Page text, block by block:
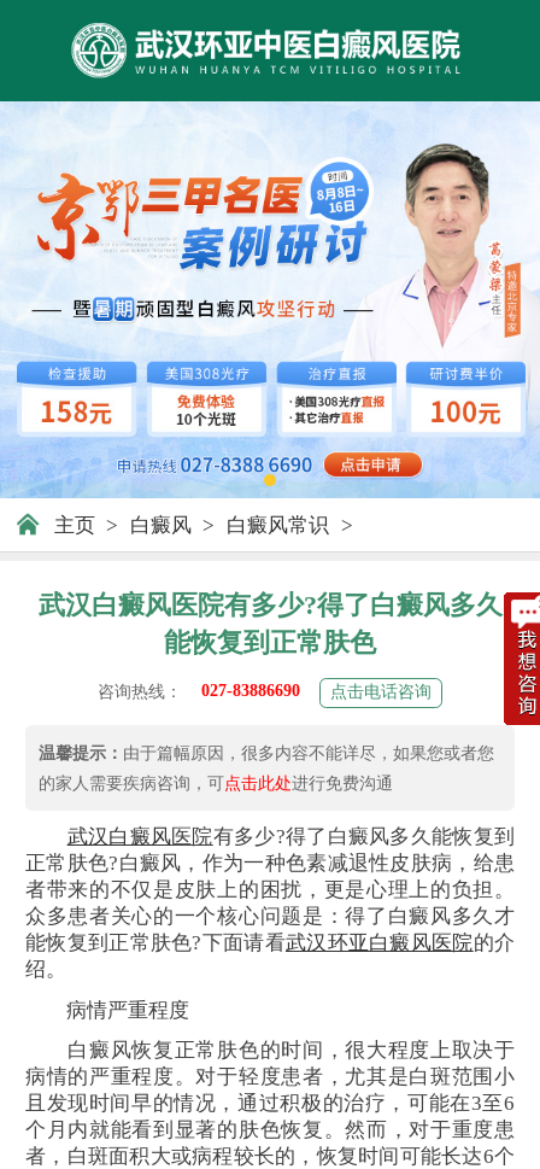
主页 > 白癜风 > 白癜风常识 >
武汉白癜风医院有多少?得了白癜风多久
能恢复到正常肤色
咨询热线： 027-83886690 点击电话咨询
温馨提示： 由于篇幅原因，很多内容不能详尽，如果您或者您
的家人需要疾病咨询，可点击此处进行免费沟通
武汉白癜风医院有多少?得了白癜风多久能恢复到
正常肤色?白癜风，作为一种色素减退性皮肤病，给患
者带来的不仅是皮肤上的困扰，更是心理上的负担。
众多患者关心的一个核心问题是：得了白癜风多久才
能恢复到正常肤色?下面请看武汉环亚白癜风医院的介
绍。
病情严重程度
白癜风恢复正常肤色的时间，很大程度上取决于
病情的严重程度。对于轻度患者，尤其是白斑范围小
且发现时间早的情况，通过积极的治疗，可能在3至6
个月内就能看到显著的肤色恢复。然而，对于重度患
者，白斑面积大或病程较长的，恢复时间可能长达6个